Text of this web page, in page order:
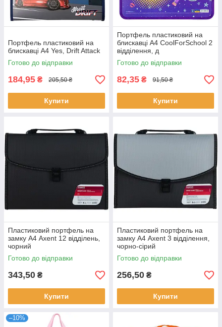
Портфель пластиковий на
блискавці А4 Yes, Drift Attack
Готово до відправки
184,95 ₴ 205,50 ₴
Купити
Портфель пластиковий на
блискавці А4 CoolForSchool 2
відділення, д
Готово до відправки
82,35 ₴ 91,50 ₴
Купити
Пластиковий портфель на
замку А4 Axent 12 відділень,
чорний
Готово до відправки
343,50 ₴
Купити
Пластиковий портфель на
замку А4 Axent 3 відділення,
чорно-сірий
Готово до відправки
256,50 ₴
Купити
–10%